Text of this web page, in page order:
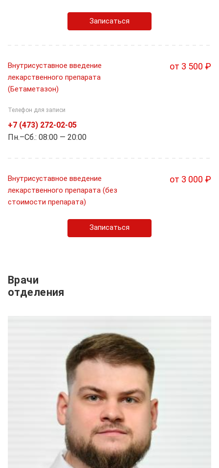
Записаться
Внутрисуставное введение
лекарственного препарата
(Бетаметазон)
от 3 500 ₽
Телефон для записи
+7 (473) 272-02-05
Пн.–Cб.: 08:00 — 20:00
Внутрисуставное введение
лекарственного препарата (без
стоимости препарата)
от 3 000 ₽
Записаться
Врачи
отделения